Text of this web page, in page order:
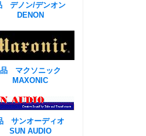
デノン/デンオン
DENON
マクソニック
MAXONIC
サンオーディオ
SUN AUDIO